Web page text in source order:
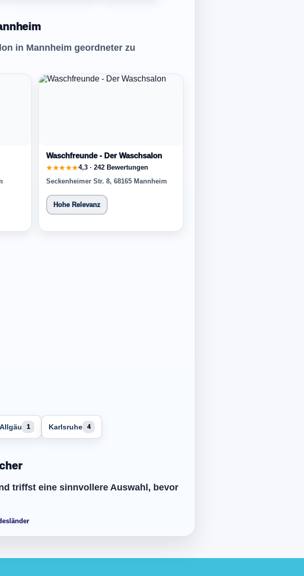
in Mannheim geordneter zu
Waschfreunde - Der Waschsalon
★★★★★4,3 · 242 Bewertungen
Seckenheimer Str. 8, 68165 Mannheim
Hohe Relevanz
1 Karlsruhe 4
triffst eine sinnvollere Auswahl, bevor